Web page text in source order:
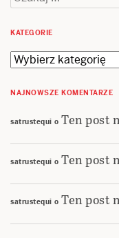
KATEGORIE
Kategorie
NAJNOWSZE KOMENTARZE
satrustequi o Ten post
satrustequi o Ten post
satrustequi o Ten post